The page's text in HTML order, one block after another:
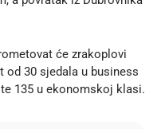
će zrakoplovi
od 30 sjedala u business
135 u ekonomskoj klasi.